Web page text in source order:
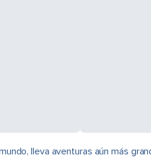
lleva aventuras aún más